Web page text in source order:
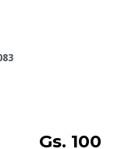
Gs. 100